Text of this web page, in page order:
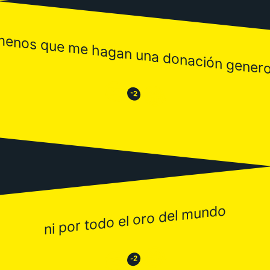
que me hagan una donación
😒 -2 😂
ni por todo el oro del mundo
😒 -2 😂